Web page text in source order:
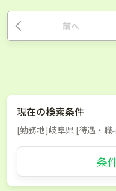
前へ
現在の検索条件
[勤務地]岐阜県 [待遇・職
条